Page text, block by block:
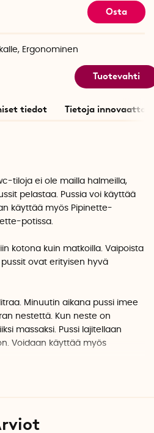
Osta
Ergonominen
Tuotevahti
tiedot Tietoja
tiloja ei ole mailla halmeilla,
pelastaa. Pussia voi käyttää
käyttää myös Pipinette-
potissa.
kotona kuin matkoilla. Vaipoista
ovat erityisen hyvä
Minuutin aikana pussi imee
nestettä. Kun neste on
massaksi. Pussi lajitellaan
Voidaan käyttää myös